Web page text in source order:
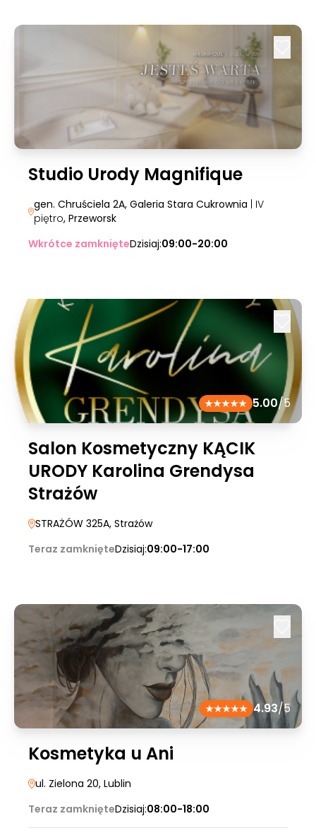
Studio Urody Magnifique
gen. Chruściela 2A, Galeria Stara Cukrownia | IV
piętro, Przeworsk
Wkrótce zamknięteDzisiaj:09:00-20:00
5.00/5
Salon Kosmetyczny KĄCIK
URODY Karolina Grendysa
Strażów
STRAŻÓW 325A, Strażów
Teraz zamknięteDzisiaj:09:00-17:00
4.93/5
Kosmetyka u Ani
ul. Zielona 20, Lublin
Teraz zamknięteDzisiaj:08:00-18:00